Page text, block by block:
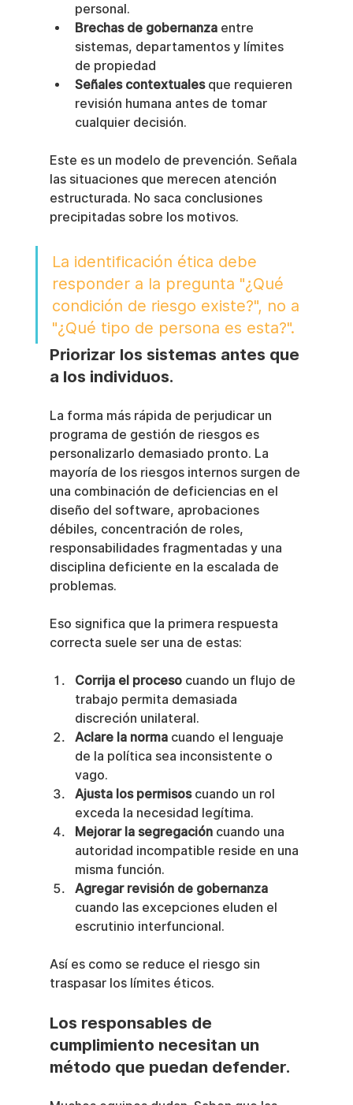
personal.
Brechas de gobernanza entre
sistemas, departamentos y límites
de propiedad
Señales contextuales que requieren
revisión humana antes de tomar
cualquier decisión.
Este es un modelo de prevención. Señala
las situaciones que merecen atención
estructurada. No saca conclusiones
precipitadas sobre los motivos.
La identificación ética debe
responder a la pregunta "¿Qué
condición de riesgo existe?", no a
"¿Qué tipo de persona es esta?".
Priorizar los sistemas antes que
a los individuos.
La forma más rápida de perjudicar un
programa de gestión de riesgos es
personalizarlo demasiado pronto. La
mayoría de los riesgos internos surgen de
una combinación de deficiencias en el
diseño del software, aprobaciones
débiles, concentración de roles,
responsabilidades fragmentadas y una
disciplina deficiente en la escalada de
problemas.
Eso significa que la primera respuesta
correcta suele ser una de estas:
Corrija el proceso cuando un flujo de
trabajo permita demasiada
discreción unilateral.
Aclare la norma cuando el lenguaje
de la política sea inconsistente o
vago.
Ajusta los permisos cuando un rol
exceda la necesidad legítima.
Mejorar la segregación cuando una
autoridad incompatible reside en una
misma función.
Agregar revisión de gobernanza
cuando las excepciones eluden el
escrutinio interfuncional.
Así es como se reduce el riesgo sin
traspasar los límites éticos.
Los responsables de
cumplimiento necesitan un
método que puedan defender.